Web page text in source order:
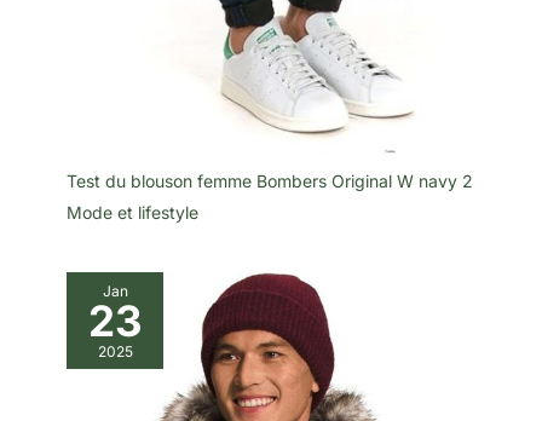
Test du blouson femme Bombers Original W navy 2
Mode et lifestyle
Jan
23
2025